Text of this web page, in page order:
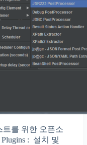
트를 위한 오픈소
Plugins : 설치 및